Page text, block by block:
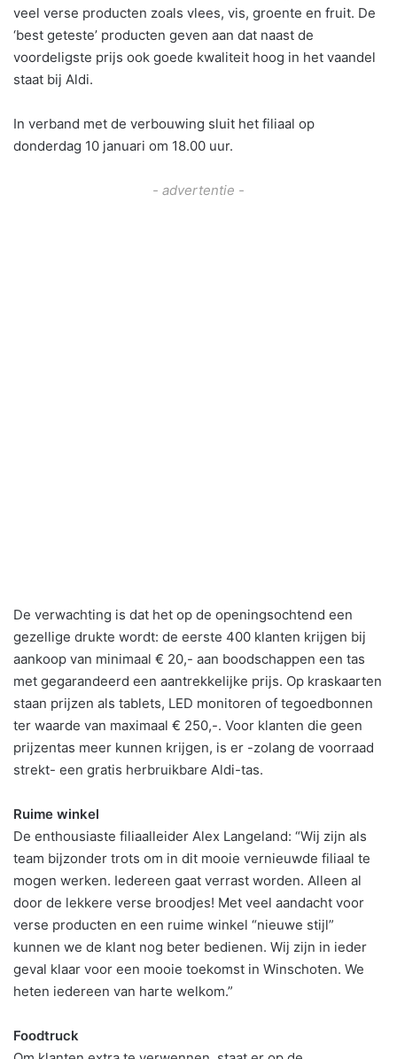
veel verse producten zoals vlees, vis, groente en fruit. De
‘best geteste’ producten geven aan dat naast de
voordeligste prijs ook goede kwaliteit hoog in het vaandel
staat bij Aldi.
In verband met de verbouwing sluit het filiaal op
donderdag 10 januari om 18.00 uur.
- advertentie -
De verwachting is dat het op de openingsochtend een
gezellige drukte wordt: de eerste 400 klanten krijgen bij
aankoop van minimaal € 20,- aan boodschappen een tas
met gegarandeerd een aantrekkelijke prijs. Op kraskaarten
staan prijzen als tablets, LED monitoren of tegoedbonnen
ter waarde van maximaal € 250,-. Voor klanten die geen
prijzentas meer kunnen krijgen, is er -zolang de voorraad
strekt- een gratis herbruikbare Aldi-tas.
Ruime winkel
De enthousiaste filiaalleider Alex Langeland: “Wij zijn als
team bijzonder trots om in dit mooie vernieuwde filiaal te
mogen werken. Iedereen gaat verrast worden. Alleen al
door de lekkere verse broodjes! Met veel aandacht voor
verse producten en een ruime winkel “nieuwe stijl”
kunnen we de klant nog beter bedienen. Wij zijn in ieder
geval klaar voor een mooie toekomst in Winschoten. We
heten iedereen van harte welkom.”
Foodtruck